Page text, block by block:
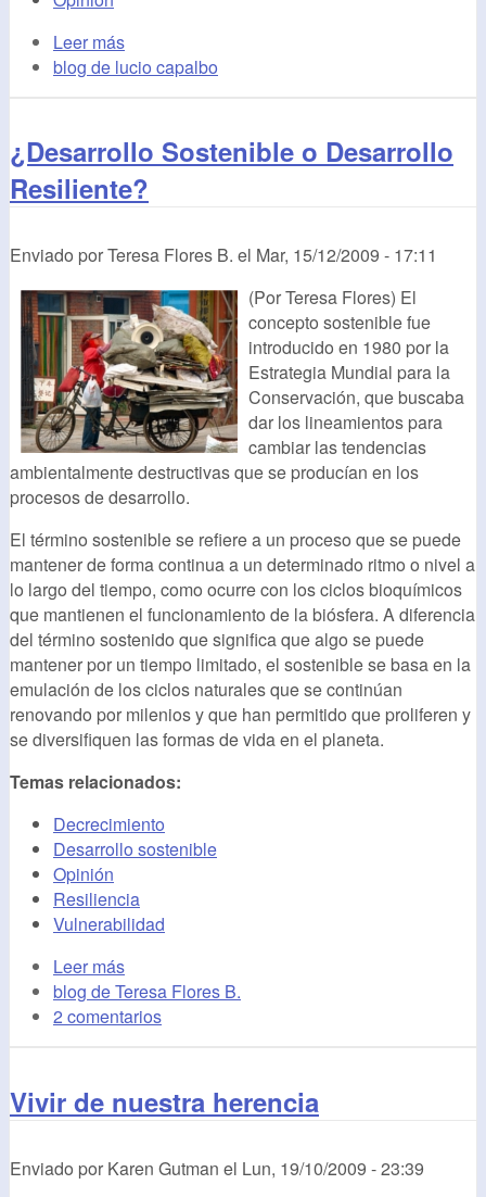
Leer más
blog de lucio capalbo
¿Desarrollo Sostenible o Desarrollo
Resiliente?
Enviado porTeresa Flores B. el Mar, 15/12/2009 - 17:11
(Por Teresa Flores) El
concepto sostenible fue
introducido en 1980 por la
Estrategia Mundial para la
Conservación, que buscaba
dar los lineamientos para
cambiar las tendencias
ambientalmente destructivas que se producían en los
procesos de desarrollo.
El término sostenible se refiere a un proceso que se puede
mantener de forma continua a un determinado ritmo o nivel a
lo largo del tiempo, como ocurre con los ciclos bioquímicos
que mantienen el funcionamiento de la biósfera. A diferencia
del término sostenido que significa que algo se puede
mantener por un tiempo limitado, el sostenible se basa en la
emulación de los ciclos naturales que se continúan
renovando por milenios y que han permitido que proliferen y
se diversifiquen las formas de vida en el planeta.
Temas relacionados:
Decrecimiento
Desarrollo sostenible
Opinión
Resiliencia
Vulnerabilidad
Leer más
blog de Teresa Flores B.
2 comentarios
Vivir de nuestra herencia
Enviado por Karen Gutman el Lun, 19/10/2009 - 23:39